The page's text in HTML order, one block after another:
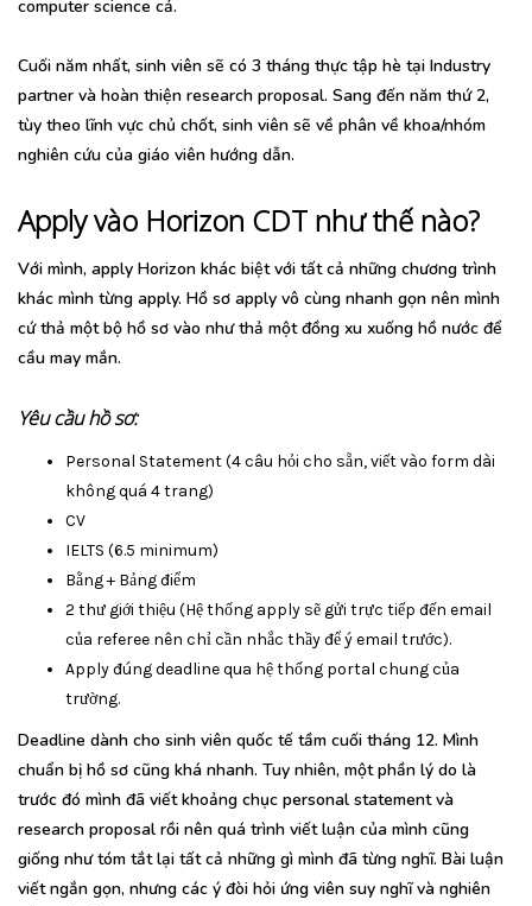
computer science cả.
Cuối năm nhất, sinh viên sẽ có 3 tháng thực tập hè tại Industry
partner và hoàn thiện research proposal. Sang đến năm thứ 2,
tùy theo lĩnh vực chủ chốt, sinh viên sẽ về phân về khoa/nhóm
nghiên cứu của giáo viên hướng dẫn.
Apply vào Horizon CDT như thế nào?
Với mình, apply Horizon khác biệt với tất cả những chương trình
khác mình từng apply. Hồ sơ apply vô cùng nhanh gọn nên mình
cứ thả một bộ hồ sơ vào như thả một đồng xu xuống hồ nước để
cầu may mắn.
Yêu cầu hồ sơ:
Personal Statement (4 câu hỏi cho sẵn, viết vào form dài
không quá 4 trang)
CV
IELTS (6.5 minimum)
Bằng + Bảng điểm
2 thư giới thiệu (Hệ thống apply sẽ gửi trực tiếp đến email
của referee nên chỉ cần nhắc thầy để ý email trước).
Apply đúng deadline qua hệ thống portal chung của
trường.
Deadline dành cho sinh viên quốc tế tầm cuối tháng 12. Mình
chuẩn bị hồ sơ cũng khá nhanh. Tuy nhiên, một phần lý do là
trước đó mình đã viết khoảng chục personal statement và
research proposal rồi nên quá trình viết luận của mình cũng
giống như tóm tắt lại tất cả những gì mình đã từng nghĩ. Bài luận
viết ngắn gọn, nhưng các ý đòi hỏi ứng viên suy nghĩ và nghiên